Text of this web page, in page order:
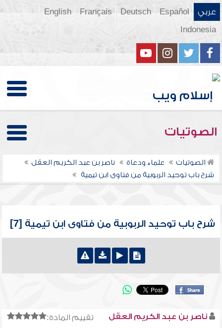
عربي Español
Deutsch
Français
English
Indonesia
الصوتيات
الصوتيات علماء ودعاة
ناصر بن عبد الكريم العقل
شرح باب توحيد الربوبية من فتاوى ابن تيمية
شرح باب توحيد الربوبية من فتاوى ابن تيمية [7]
تقييم المادة: ناصر بن عبد الكريم العقل